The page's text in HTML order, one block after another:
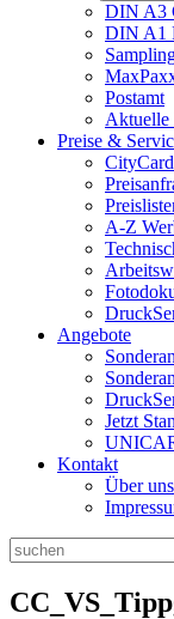
DIN A3
DIN A1
Postamt
Aktuelle
Preise &
A-Z
Angebote
Jetzt
Kontakt
Über uns